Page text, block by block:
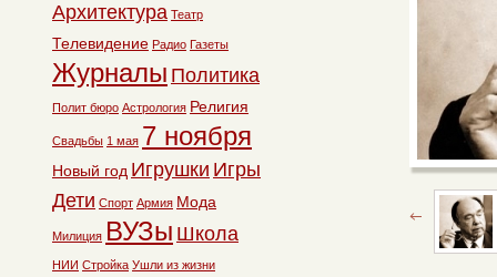
Архитектура Театр
Телевидение Радио Газеты
Журналы Политика
Полит бюро Астрология Религия
Свадьбы 1 мая 7 ноября
Новый год Игрушки Игры
Дети Спорт Армия Мода
Милиция ВУЗы Школа
НИИ Стройка Ушли из жизни